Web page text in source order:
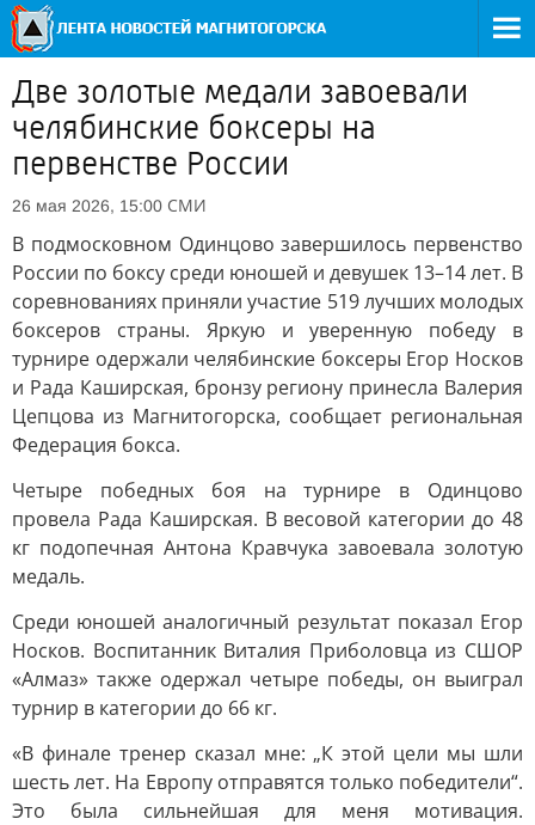
Две золотые медали завоевали
челябинские боксеры на
первенстве России
26 мая 2026, 15:00 СМИ
В подмосковном Одинцово завершилось первенство
России по боксу среди юношей и девушек 13–14 лет. В
соревнованиях приняли участие 519 лучших молодых
боксеров страны. Яркую и уверенную победу в
турнире одержали челябинские боксеры Егор Носков
и Рада Каширская, бронзу региону принесла Валерия
Цепцова из Магнитогорска, сообщает региональная
Федерация бокса.
Четыре победных боя на турнире в Одинцово
провела Рада Каширская. В весовой категории до 48
кг подопечная Антона Кравчука завоевала золотую
медаль.
Среди юношей аналогичный результат показал Егор
Носков. Воспитанник Виталия Приболовца из СШОР
«Алмаз» также одержал четыре победы, он выиграл
турнир в категории до 66 кг.
«В финале тренер сказал мне: „К этой цели мы шли
шесть лет. На Европу отправятся только победители“.
Это была сильнейшая для меня мотивация.